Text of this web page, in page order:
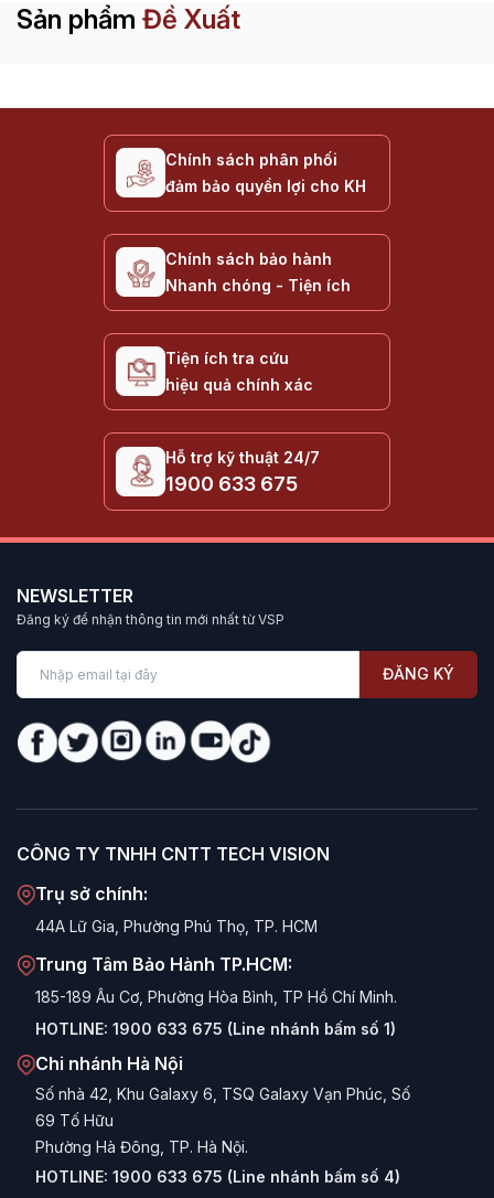
Sản phẩm Đề Xuất
Chính sách phân phối
đảm bảo quyền lợi cho KH
Chính sách bảo hành
Nhanh chóng - Tiện ích
Tiện ích tra cứu
hiệu quả chính xác
Hỗ trợ kỹ thuật 24/7
1900 633 675
NEWSLETTER
Đăng ký để nhận thông tin mới nhất từ VSP
ĐĂNG KÝ
CÔNG TY TNHH CNTT TECH VISION
Trụ sở chính:
44A Lữ Gia, Phường Phú Thọ, TP. HCM
Trung Tâm Bảo Hành TP.HCM:
185-189 Âu Cơ, Phường Hòa Bình, TP Hồ Chí Minh.
HOTLINE: 1900 633 675 (Line nhánh bấm số 1)
Chi nhánh Hà Nội
Số nhà 42, Khu Galaxy 6, TSQ Galaxy Vạn Phúc, Số
69 Tố Hữu
Phường Hà Đông, TP. Hà Nội.
HOTLINE: 1900 633 675 (Line nhánh bấm số 4)